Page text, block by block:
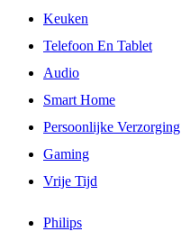
Keuken
Telefoon En Tablet
Audio
Smart Home
Persoonlijke Verzorging
Gaming
Vrije Tijd
Philips